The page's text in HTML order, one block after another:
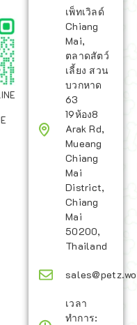
เพ็ทเวิลด์
Chiang
Mai,
ตลาดสัตว์
เลี้ยง สวน
บวกหาด
63
19ห้อง8
Arak Rd,
Mueang
Chiang
Mai
District,
Chiang
Mai
50200,
Thailand
เวลา
ทำการ: